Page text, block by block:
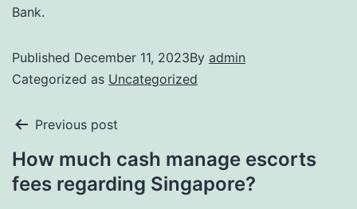
Bank.
Published December 11, 2023By admin
Categorized as Uncategorized
Previous post
How much cash manage escorts
fees regarding Singapore?